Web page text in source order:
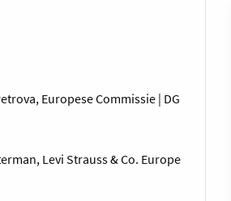
Europese Commissie | DG
Levi Strauss & Co. Europe